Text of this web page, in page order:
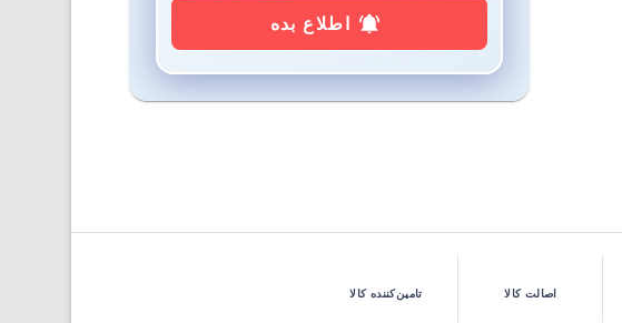
اطلاع بده
اصالت کالا تامین‌کننده کالا